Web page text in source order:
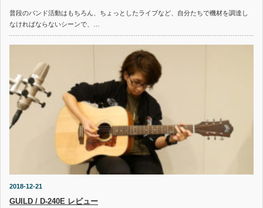
普段のバンド活動はもちろん、ちょっとしたライブなど、自分たちで機材を調達し
なければならないシーンで、…
2018-12-21
GUILD / D-240E レビュー